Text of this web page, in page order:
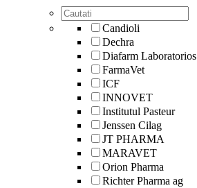
Candioli
Dechra
Diafarm Laboratorios
FarmaVet
ICF
INNOVET
Institutul Pasteur
Jenssen Cilag
JT PHARMA
MARAVET
Orion Pharma
Richter Pharma ag